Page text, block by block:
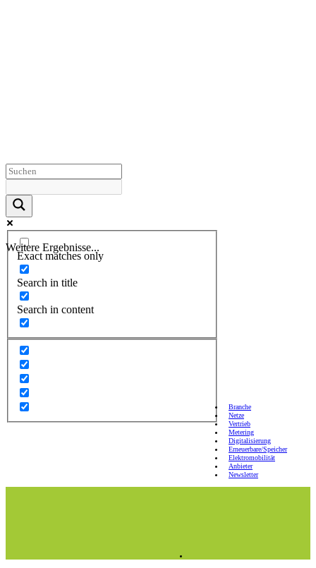
Weitere Ergebnisse...
Exact matches only
Search in title
Search in content
Branche
Netze
Vertrieb
Metering
Digitalisierung
Erneuerbare/Speicher
Elektromobilität
Anbieter
Newsletter